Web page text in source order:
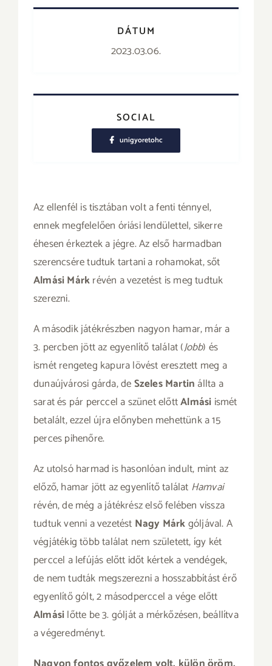
DÁTUM
2023.03.06.
SOCIAL
unigyoretohc
Az ellenfél is tisztában volt a fenti ténnyel,
ennek megfelelően óriási lendülettel, sikerre
éhesen érkeztek a jégre. Az első harmadban
szerencsére tudtuk tartani a rohamokat, sőt
Almási Márkrévén a vezetést is meg tudtuk
szerezni.
A második játékrészben nagyon hamar, már a
3. percben jött az egyenlítő találat (Jobb) és
ismét rengeteg kapura lövést eresztett meg a
dunaújvárosi gárda, deSzeles Martin állta a
sarat és pár perccel a szünet előttAlmási ismét
betalált, ezzel újra előnyben mehettünk a 15
perces pihenőre.
Az utolsó harmad is hasonlóan indult, mint az
előző, hamar jött az egyenlítő találat Hamvai
révén, de még a játékrész első felében vissza
tudtuk venni a vezetést Nagy Márkgóljával. A
végjátékig több találat nem született, így két
perccel a lefújás előtt időt kértek a vendégek,
de nem tudták megszerezni a hosszabbítást érő
egyenlítő gólt, 2 másodperccel a vége előtt
Almásilőtte be 3. gólját a mérkőzésen, beállítva
a végeredményt.